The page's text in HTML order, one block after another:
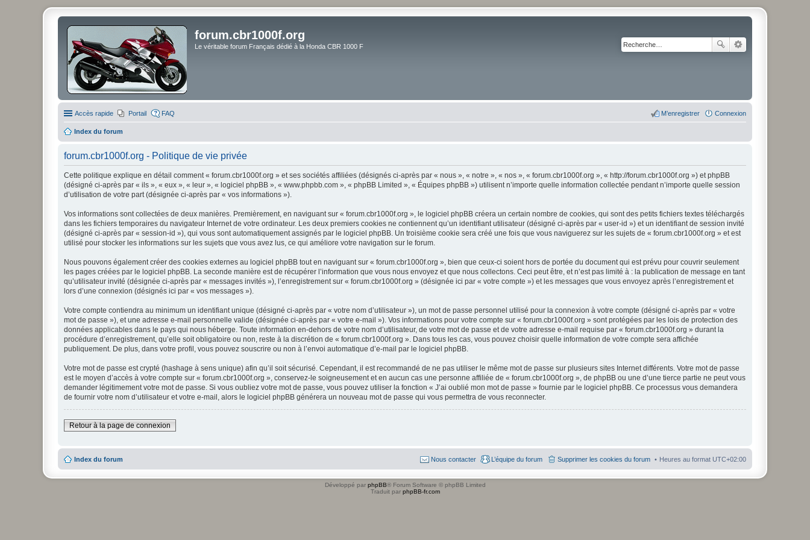
forum.cbr1000f.org
Le véritable forum Français dédié à la Honda CBR 1000 F
Accès rapide Portail FAQ Connexion
M’enregistrer
Index du forum
forum.cbr1000f.org - Politique de vie privée
Cette politique explique en détail comment « forum.cbr1000f.org » et ses sociétés affiliées (désignés ci-après par « nous », « notre », « nos », « forum.cbr1000f.org », « http://forum.cbr1000f.org ») et phpBB
(désigné ci-après par « ils », « eux », « leur », « logiciel phpBB », « www.phpbb.com », « phpBB Limited », « Équipes phpBB ») utilisent n’importe quelle information collectée pendant n’importe quelle session
d’utilisation de votre part (désignée ci-après par « vos informations »).
Vos informations sont collectées de deux manières. Premièrement, en naviguant sur « forum.cbr1000f.org », le logiciel phpBB créera un certain nombre de cookies, qui sont des petits fichiers textes téléchargés
dans les fichiers temporaires du navigateur Internet de votre ordinateur. Les deux premiers cookies ne contiennent qu’un identifiant utilisateur (désigné ci-après par « user-id ») et un identifiant de session invité
(désigné ci-après par « session-id »), qui vous sont automatiquement assignés par le logiciel phpBB. Un troisième cookie sera créé une fois que vous naviguerez sur les sujets de « forum.cbr1000f.org » et est
utilisé pour stocker les informations sur les sujets que vous avez lus, ce qui améliore votre navigation sur le forum.
Nous pouvons également créer des cookies externes au logiciel phpBB tout en naviguant sur « forum.cbr1000f.org », bien que ceux-ci soient hors de portée du document qui est prévu pour couvrir seulement
les pages créées par le logiciel phpBB. La seconde manière est de récupérer l’information que vous nous envoyez et que nous collectons. Ceci peut être, et n’est pas limité à : la publication de message en tant
qu’utilisateur invité (désignée ci-après par « messages invités »), l’enregistrement sur « forum.cbr1000f.org » (désignée ici par « votre compte ») et les messages que vous envoyez après l’enregistrement et
lors d’une connexion (désignés ici par « vos messages »).
Votre compte contiendra au minimum un identifiant unique (désigné ci-après par « votre nom d’utilisateur »), un mot de passe personnel utilisé pour la connexion à votre compte (désigné ci-après par « votre
mot de passe »), et une adresse e-mail personnelle valide (désignée ci-après par « votre e-mail »). Vos informations pour votre compte sur « forum.cbr1000f.org » sont protégées par les lois de protection des
données applicables dans le pays qui nous héberge. Toute information en-dehors de votre nom d’utilisateur, de votre mot de passe et de votre adresse e-mail requise par « forum.cbr1000f.org » durant la
procédure d’enregistrement, qu’elle soit obligatoire ou non, reste à la discrétion de « forum.cbr1000f.org ». Dans tous les cas, vous pouvez choisir quelle information de votre compte sera affichée
publiquement. De plus, dans votre profil, vous pouvez souscrire ou non à l’envoi automatique d’e-mail par le logiciel phpBB.
Votre mot de passe est crypté (hashage à sens unique) afin qu’il soit sécurisé. Cependant, il est recommandé de ne pas utiliser le même mot de passe sur plusieurs sites Internet différents. Votre mot de passe
est le moyen d’accès à votre compte sur « forum.cbr1000f.org », conservez-le soigneusement et en aucun cas une personne affiliée de « forum.cbr1000f.org », de phpBB ou une d’une tierce partie ne peut vous
demander légitimement votre mot de passe. Si vous oubliez votre mot de passe, vous pouvez utiliser la fonction « J’ai oublié mon mot de passe » fournie par le logiciel phpBB. Ce processus vous demandera
de fournir votre nom d’utilisateur et votre e-mail, alors le logiciel phpBB générera un nouveau mot de passe qui vous permettra de vous reconnecter.
Retour à la page de connexion
Index du forum Heures au format UTC+02:00
Supprimer les cookies du forum
L’équipe du forum
Nous contacter
Développé par phpBB® Forum Software © phpBB Limited
Traduit par phpBB-fr.com